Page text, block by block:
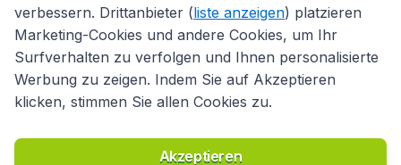
Richtlinien und Bedingungen
Haftungsausschluss
verbessern. Drittanbieter (liste anzeigen) platzieren
Marketing-Cookies und andere Cookies, um Ihr
Surfverhalten zu verfolgen und Ihnen personalisierte
Werbung zu zeigen. Indem Sie auf Akzeptieren
klicken, stimmen Sie allen Cookies zu.
Akzeptieren